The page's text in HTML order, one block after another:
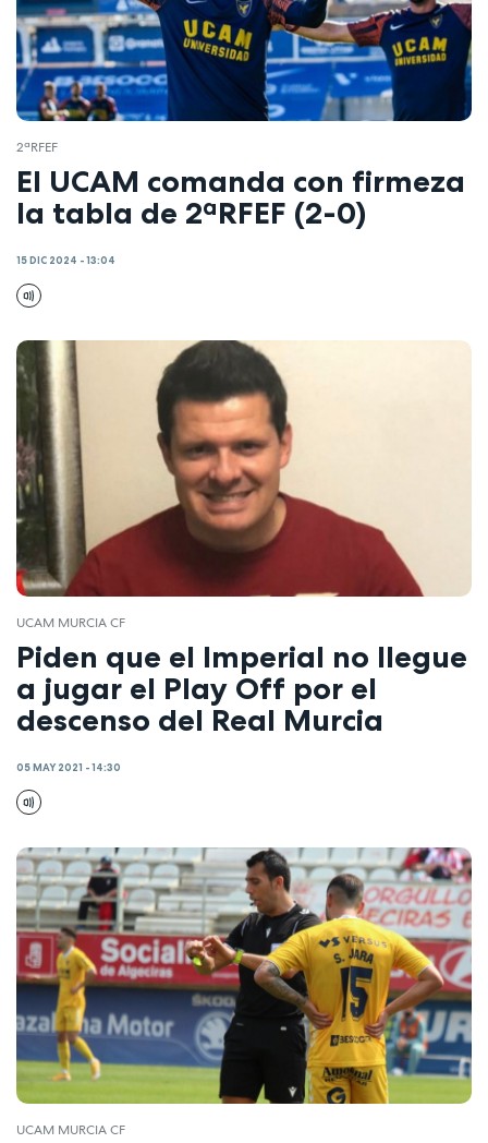
2ªRFEF
El UCAM comanda con firmeza
la tabla de 2ªRFEF (2-0)
15 DIC 2024 - 13:04
UCAM MURCIA CF
Piden que el Imperial no llegue
a jugar el Play Off por el
descenso del Real Murcia
05 MAY 2021 - 14:30
UCAM MURCIA CF